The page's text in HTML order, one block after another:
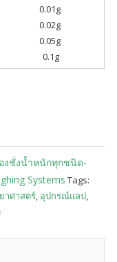
0.01g
0.02g
0.05g
0.1g
งชั่งน้ำหนักทุกชนิด-
Systems Tags:
าศาสตร์, อุปกรณ์แลป,